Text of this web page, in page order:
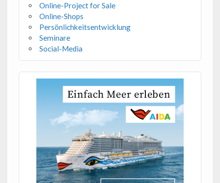
Online-Project for Sale
Online-Shops
Persönlichkeitsentwicklung
Seminare
Social-Media